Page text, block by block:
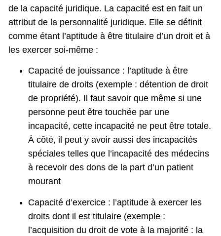
de la capacité juridique. La capacité est en fait un
attribut de la personnalité juridique. Elle se définit
comme étant l’aptitude à être titulaire d’un droit et à
les exercer soi-même :
Capacité de jouissance : l’aptitude à être
titulaire de droits (exemple : détention de droit
de propriété). Il faut savoir que même si une
personne peut être touchée par une
incapacité, cette incapacité ne peut être totale.
À côté, il peut y avoir aussi des incapacités
spéciales telles que l’incapacité des médecins
à recevoir des dons de la part d’un patient
mourant
Capacité d’exercice : l’aptitude à exercer les
droits dont il est titulaire (exemple :
l’acquisition du droit de vote à la majorité : la